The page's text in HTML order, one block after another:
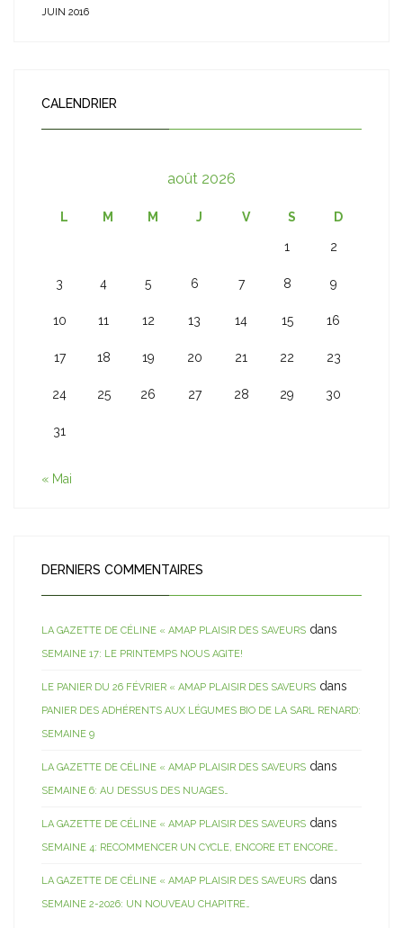
JUIN 2016
CALENDRIER
août 2026
L M M J V S D
1 2
3 4 5 6 7 8 9
10 11 12 13 14 15 16
17 18 19 20 21 22 23
24 25 26 27 28 29 30
31
« Mai
DERNIERS COMMENTAIRES
LA GAZETTE DE CÉLINE « AMAP PLAISIR DES SAVEURS dans
SEMAINE 17: LE PRINTEMPS NOUS AGITE!
LE PANIER DU 26 FÉVRIER « AMAP PLAISIR DES SAVEURS dans
PANIER DES ADHÉRENTS AUX LÉGUMES BIO DE LA SARL RENARD:
SEMAINE 9
LA GAZETTE DE CÉLINE « AMAP PLAISIR DES SAVEURS dans
SEMAINE 6: AU DESSUS DES NUAGES…
LA GAZETTE DE CÉLINE « AMAP PLAISIR DES SAVEURS dans
SEMAINE 4: RECOMMENCER UN CYCLE, ENCORE ET ENCORE…
LA GAZETTE DE CÉLINE « AMAP PLAISIR DES SAVEURS dans
SEMAINE 2-2026: UN NOUVEAU CHAPITRE…